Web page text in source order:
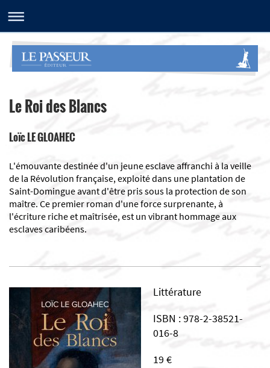
Le Roi des Blancs
Loïc LE GLOAHEC
​L'émouvante destinée d'un jeune esclave affranchi à la veille
de la Révolution française, exploité dans une plantation de
Saint-Domingue avant d'être pris sous la protection de son
maître. Ce premier roman d'une force surprenante, à
l'écriture riche et maîtrisée, est un vibrant hommage aux
esclaves caribéens.
Littérature
ISBN : 978-2-38521-
016-8
19 €